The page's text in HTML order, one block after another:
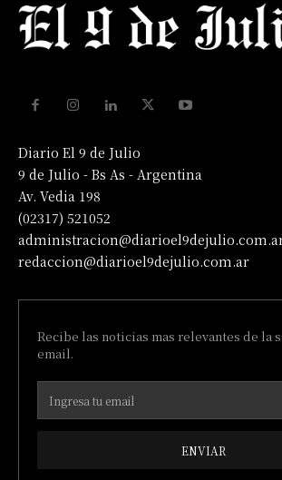
Diario El 9 de Julio
9 de Julio - Bs As - Argentina
Av. Vedia 198
(02317) 521052
redaccion@diarioel9dejulio.com.ar
Recibe las noticias mas relevantes de la
email.
ENVIAR